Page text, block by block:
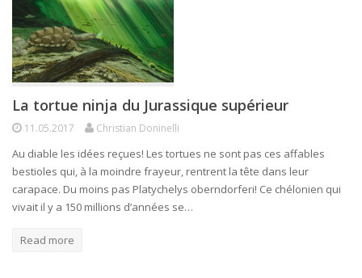
La tortue ninja du Jurassique supérieur
11.05.2017 Christian Doninelli
Au diable les idées reçues! Les tortues ne sont pas ces affables
bestioles qui, à la moindre frayeur, rentrent la tête dans leur
carapace. Du moins pas Platychelys oberndorferi! Ce chélonien qui
vivait il y a 150 millions d’années se…
Read more